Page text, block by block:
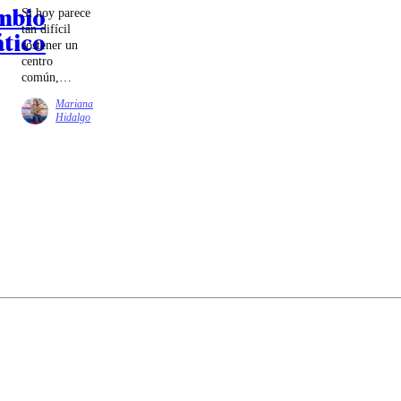
Si hoy parece
tan difícil
sostener un
centro
común,
de la tarea
sea volver a
uno de esos
Mariana
Hidalgo